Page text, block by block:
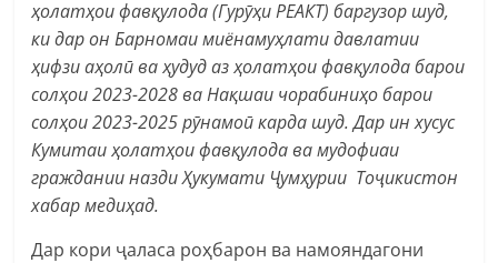
ҳолатҳои фавқулода (Гурӯҳи РЕАКТ) баргузор шуд,
ки дар онБарномаи миёнамуҳлати давлатии
ҳифзи аҳолӣ ва ҳудуд аз ҳолатҳои фавқулода барои
солҳои 2023-2028 ва Нақшаи чорабиниҳо барои
солҳои 2023-2025 рӯнамоӣ карда шуд.Дар ин хусуc
Кумитаи ҳолатҳои фавқулода ва мудофиаи
граждании назди Ҳукумати Ҷумҳурии Тоҷикистон
хабар медиҳад.
Дар кори ҷаласа роҳбарон ва намояндагони